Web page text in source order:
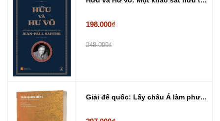
198.000₫
248.000₫
Giải đế quốc: Lấy châu Á làm phư...